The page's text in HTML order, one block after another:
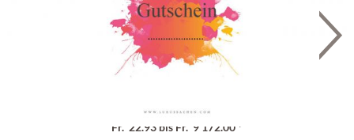
Geschenkgutschein
Fr. 22.93 bis Fr. 9'172.00 *